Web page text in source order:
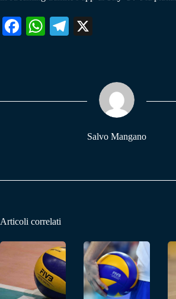
Fa W
pp
Te
m
Salvo Mangano
Articoli correlati